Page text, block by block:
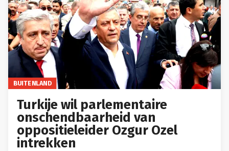
BUITENLAND
Turkije wil parlementaire
onschendbaarheid van
oppositieleider Ozgur Ozel
intrekken